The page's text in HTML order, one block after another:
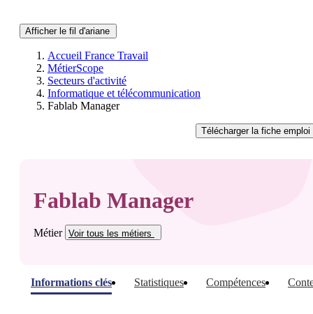
Afficher le fil d'ariane
Accueil France Travail
MétierScope
Secteurs d'activité
Informatique et télécommunication
Fablab Manager
Télécharger la fiche emploi
Fablab Manager
Métier Voir tous les métiers
Informations clés Statistiques Compétences